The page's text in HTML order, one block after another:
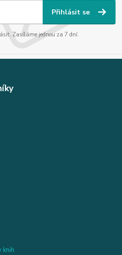
Přihlásit se
Zasíláme jednou za 7 dní.
knih